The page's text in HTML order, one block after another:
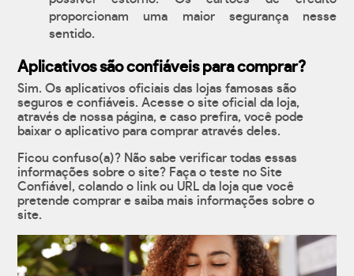
proporcionam uma maior segurança nesse
sentido.
Aplicativos são confiáveis para comprar?
Sim. Os aplicativos oficiais das lojas famosas são
seguros e confiáveis. Acesse o site oficial da loja,
através de nossa página, e caso prefira, você pode
baixar o aplicativo para comprar através deles.
Ficou confuso(a)? Não sabe verificar todas essas
informações sobre o site? Faça o teste no Site
Confiável, colando o link ou URL da loja que você
pretende comprar e saiba mais informações sobre o
site.